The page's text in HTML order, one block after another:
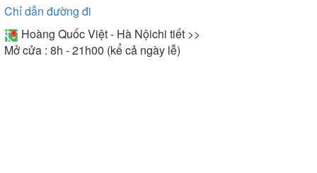
lắp đặt cho phòng tắm hạn chế. Bạn có thể tận
dụng góc của phòng tắm để không gian được tối ưu
tốt nhất.
Chỉ dẫn đường đi
Hoàng Quốc Việt - Hà Nộichi tiết >>
Mở cửa : 8h - 21h00 (kể cả ngày lễ)